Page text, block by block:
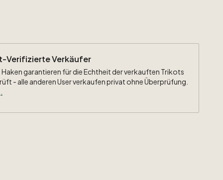
Verifizierte Verkäufer
garantieren für die Echtheit der verkauften Trikots
- alle anderen User verkaufen privat ohne Überprüfung.